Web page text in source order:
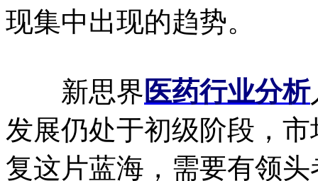
现集中出现的趋势。
新思界 医药行业分析
发展仍处于初级阶段，
复这片蓝海，需要有领